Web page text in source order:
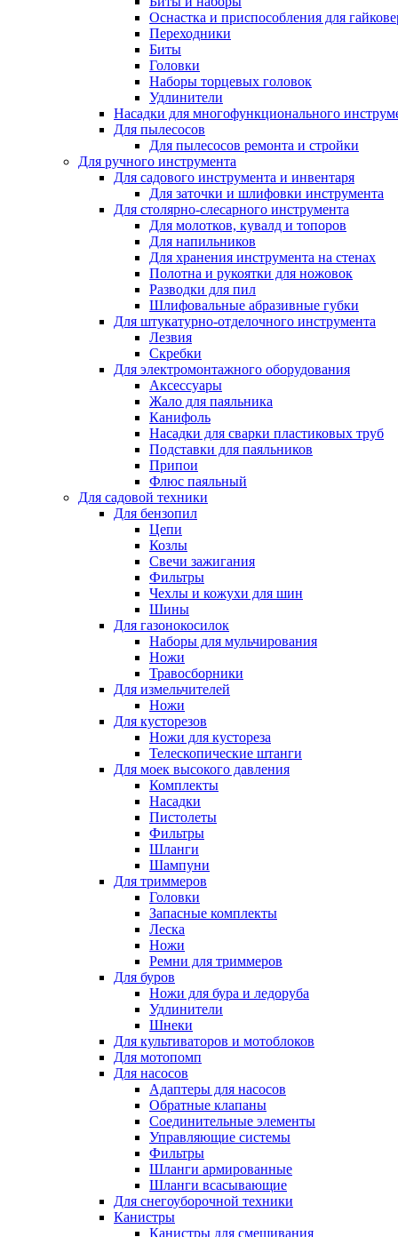
Оснастка и приспособления для
Переходники
Биты
Головки
Наборы торцевых головок
Удлинители
Насадки для многофункционального
Для пылесосов
Для пылесосов ремонта и стройки
Для ручного инструмента
Для садового инструмента и инвентаря
Для заточки и шлифовки инструмента
Для столярно-слесарного инструмента
Для молотков, кувалд и топоров
Для напильников
Для хранения инструмента на стенах
Полотна и рукоятки для ножовок
Разводки для пил
Шлифовальные абразивные губки
Для штукатурно-отделочного инструмента
Лезвия
Скребки
Для электромонтажного оборудования
Аксессуары
Жало для паяльника
Канифоль
Насадки для сварки пластиковых труб
Подставки для паяльников
Припои
Флюс паяльный
Для садовой техники
Для бензопил
Цепи
Козлы
Свечи зажигания
Фильтры
Чехлы и кожухи для шин
Шины
Для газонокосилок
Наборы для мульчирования
Ножи
Травосборники
Для измельчителей
Ножи
Для кусторезов
Ножи для кустореза
Телескопические штанги
Для моек высокого давления
Комплекты
Насадки
Пистолеты
Фильтры
Шланги
Шампуни
Для триммеров
Головки
Запасные комплекты
Леска
Ножи
Ремни для триммеров
Для буров
Ножи для бура и ледоруба
Удлинители
Шнеки
Для культиваторов и мотоблоков
Для мотопомп
Для насосов
Адаптеры для насосов
Обратные клапаны
Соединительные элементы
Управляющие системы
Фильтры
Шланги армированные
Шланги всасывающие
Для снегоуборочной техники
Канистры
Канистры для смешивания